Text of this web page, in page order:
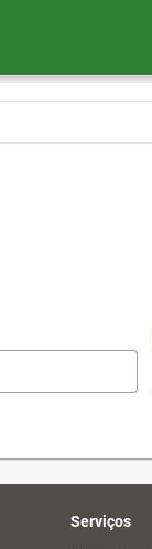
Serviços